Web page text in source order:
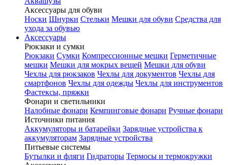
Аксессуары для обуви
Носки Шнурки Стельки Мешки для обуви Средства для
ухода за обувью
Аксессуары
Рюкзаки и сумки
Рюкзаки Сумки Компрессионные мешки Герметичные
мешки Мешки для мокрых вещей Мешки для обуви
Чехлы для рюкзаков Чехлы для документов Чехлы для
смартфонов Чехлы для одежды Чехлы для инструментов
Фастексы, пряжки
Фонари и светильники
Налобные фонари Кемпинговые фонари Ручные фонари
Источники питания
Аккумуляторы и батарейки Зарядные устройства к
аккумуляторам Зарядные устройства
Питьевые системы
Бутылки и фляги Гидраторы Термосы и термокружки